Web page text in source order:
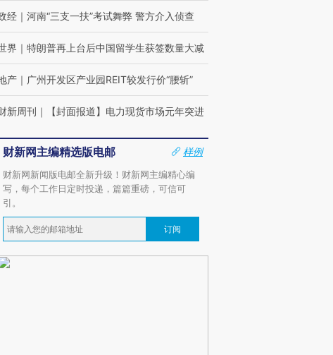
经 ｜ 河南“三支一扶”考试舞弊 警方介入侦查
界 ｜ 特朗普再上台后中国留学生获签数量大减
产 ｜ 广州开发区产业园REIT较发行价“腰斩”
新周刊 ｜ 【封面报道】电力现货市场元年突进
财新网主编精选版电邮
样例
财新网新闻版电邮全新升级！财新网主编精心编
写，每个工作日定时投递，篇篇重磅，可信可
引。
订阅